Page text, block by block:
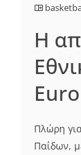
Η
Πλώρη
Παίδων,